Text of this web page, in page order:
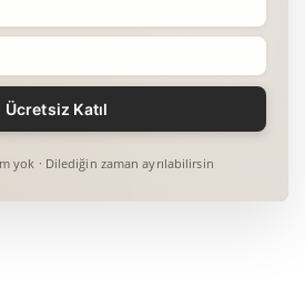
yok · Dilediğin zaman ayrılabilirsin